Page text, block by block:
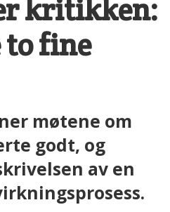
kritikken:
to fine
møtene om
godt, og
av en